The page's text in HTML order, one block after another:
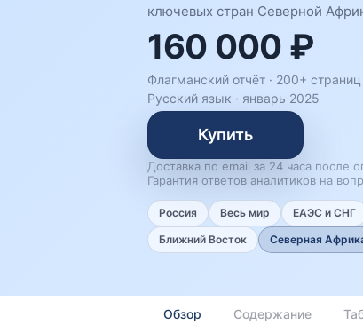
ключевых стран Северной
160 000 ₽
Флагманский отчёт · 200+ страниц
Русский язык · январь 2025
Купить
Доставка по email за 24 часа после
Гарантия ответов аналитиков на
Россия Весь мир ЕАЭС и СНГ
Ближний Восток
Северная
Обзор Содержание